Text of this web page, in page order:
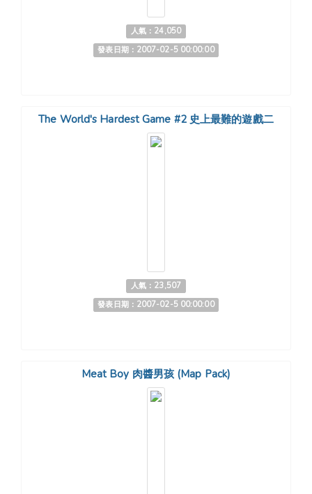
人氣：24,050
發表日期：2007-02-5 00:00:00
The World's Hardest Game #2 史上最難的遊戲二
人氣：23,507
發表日期：2007-02-5 00:00:00
Meat Boy 肉醬男孩 (Map Pack)